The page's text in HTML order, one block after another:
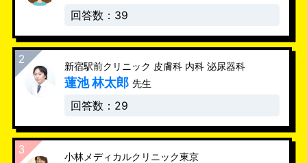
回答数：39
新宿駅前クリニック 皮膚科 内科 泌尿器科
蓮池 林太郎 先生
回答数：29
小林メディカルクリニック東京